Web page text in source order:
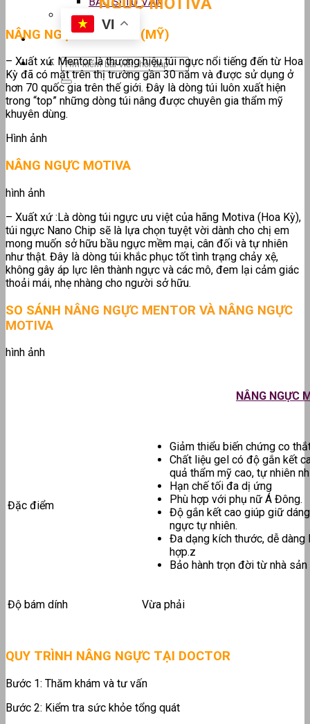
VI
NÂNG NGỰC MENTOR (MỸ)
– Xuất xứ: Mentor là thương hiệu túi ngực nổi tiếng đến từ Hoa
Kỳ đã có mặt trên thị trường gần 30 năm và được sử dụng ở
hơn 70 quốc gia trên thế giới. Đây là dòng túi luôn xuất hiện
trong “top” những dòng túi nâng được chuyên gia thẩm mỹ
khuyên dùng.
Hình ảnh
NÂNG NGỰC MOTIVA
hình ảnh
– Xuất xứ :Là dòng túi ngực ưu việt của hãng Motiva (Hoa Kỳ),
túi ngực Nano Chip sẽ là lựa chọn tuyệt vời dành cho chị em
mong muốn sở hữu bầu ngực mềm mại, cân đối và tự nhiên
như thật. Đây là dòng túi khắc phục tốt tình trạng chảy xệ,
không gây áp lực lên thành ngực và các mô, đem lại cảm giác
thoải mái, nhẹ nhàng cho người sở hữu.
SO SÁNH NÂNG NGỰC MENTOR VÀ NÂNG NGỰC
MOTIVA
hình ảnh
NÂNG NGỰC
Đặc điểm
Giảm thiểu biến chứng co
Chất liệu gel có độ gắn kết
quả thẩm mỹ cao, tự nhiên
Hạn chế tối đa dị ứng
Phù hợp với phụ nữ Á Đông.
Độ gắn kết cao giúp giữ
ngực tự nhiên.
Đa dạng kích thước, dễ
hợp.z
Bảo hành trọn đời từ nhà sản
Độ bám dính Vừa phải
QUY TRÌNH NÂNG NGỰC TẠI DOCTOR
Bước 1: Thăm khám và tư vấn
Bước 2: Kiểm tra sức khỏe tổng quát